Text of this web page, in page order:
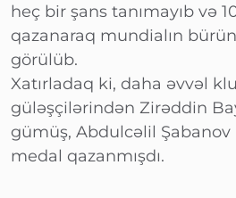
heç bir şans tanımayıb və
qazanaraq mundialın
görülüb.
Xatırladaq ki, daha əvvəl
güləşçilərindən Zirəddin
gümüş, Abdulcəlil
medal qazanmışdı.